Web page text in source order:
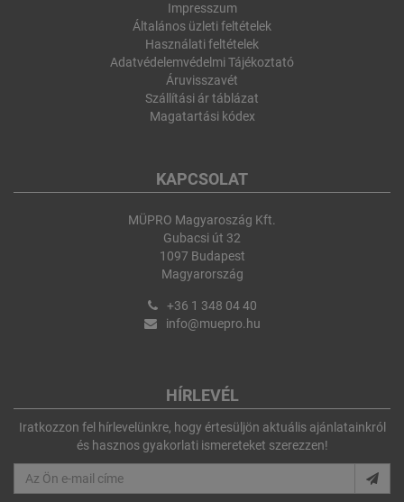
Impresszum
Általános üzleti feltételek
Használati feltételek
Adatvédelemvédelmi Tájékoztató
Áruvisszavét
Szállítási ár táblázat
Magatartási kódex
KAPCSOLAT
MÜPRO Magyaroszág Kft.
Gubacsi út 32
1097 Budapest
Magyarország
+36 1 348 04 40
info@muepro.hu
HÍRLEVÉL
Iratkozzon fel hírlevelünkre, hogy értesüljön aktuális ajánlatainkról
és hasznos gyakorlati ismereteket szerezzen!